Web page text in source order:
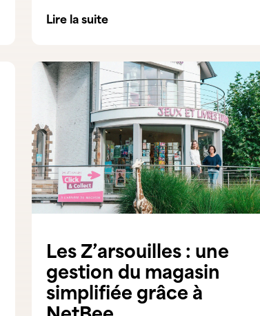
Lire la suite
Les Z’arsouilles : une
gestion du magasin
simplifiée grâce à